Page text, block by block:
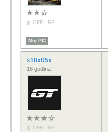
OFFLINE
Moj PC
x18x05x
16 godina
OFFLINE